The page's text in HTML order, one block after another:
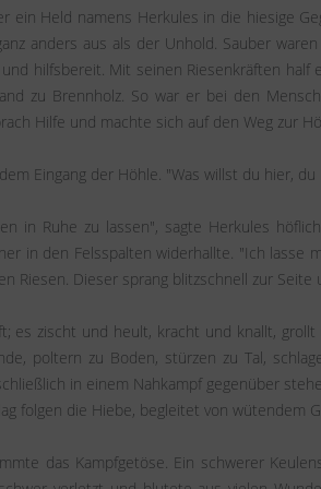
ein Held namens Herkules in die hiesige
anders aus als der Unhold. Sauber
hilfsbereit. Mit seinen Riesenkräften
zu Brennholz. So war er bei den
Hilfe und machte sich auf den Weg zur
Eingang der Höhle. "Was willst du hier,
in Ruhe zu lassen", sagte Herkules
in den Felsspalten widerhallte. "Ich
Riesen. Dieser sprang blitzschnell zur
es zischt und heult, kracht und knallt,
poltern zu Boden, stürzen zu Tal,
in einem Nahkampf gegenüber
folgen die Hiebe, begleitet von wütendem
das Kampfgetöse. Ein schwerer